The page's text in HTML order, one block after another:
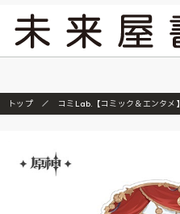
トップ コミLab.【コミック＆エンタメ】